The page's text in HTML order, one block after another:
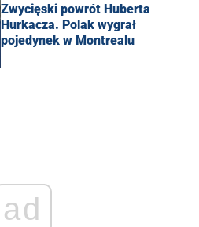
Zwycięski powrót Huberta
Hurkacza. Polak wygrał
pojedynek w Montrealu
ad